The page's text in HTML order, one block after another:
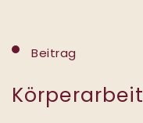
Beitrag
Körperarbeit